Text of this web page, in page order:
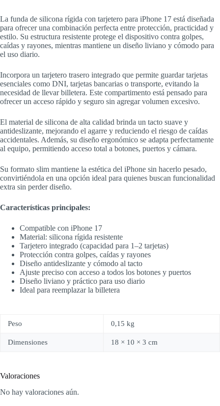
La funda de silicona rígida con tarjetero para iPhone 17 está diseñada
para ofrecer una combinación perfecta entre protección, practicidad y
estilo. Su estructura resistente protege el dispositivo contra golpes,
caídas y rayones, mientras mantiene un diseño liviano y cómodo para
el uso diario.
Incorpora un tarjetero trasero integrado que permite guardar tarjetas
esenciales como DNI, tarjetas bancarias o transporte, evitando la
necesidad de llevar billetera. Este compartimento está pensado para
ofrecer un acceso rápido y seguro sin agregar volumen excesivo.
El material de silicona de alta calidad brinda un tacto suave y
antideslizante, mejorando el agarre y reduciendo el riesgo de caídas
accidentales. Además, su diseño ergonómico se adapta perfectamente
al equipo, permitiendo acceso total a botones, puertos y cámara.
Su formato slim mantiene la estética del iPhone sin hacerlo pesado,
convirtiéndola en una opción ideal para quienes buscan funcionalidad
extra sin perder diseño.
Características principales:
Compatible con iPhone 17
Material: silicona rígida resistente
Tarjetero integrado (capacidad para 1–2 tarjetas)
Protección contra golpes, caídas y rayones
Diseño antideslizante y cómodo al tacto
Ajuste preciso con acceso a todos los botones y puertos
Diseño liviano y práctico para uso diario
Ideal para reemplazar la billetera
Peso 0,15 kg
Dimensiones 18 × 10 × 3 cm
Valoraciones
No hay valoraciones aún.